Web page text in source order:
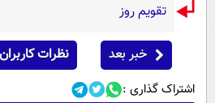
تقویم روز
خبر بعد نظرات کاربران
اشتراک گذاری :